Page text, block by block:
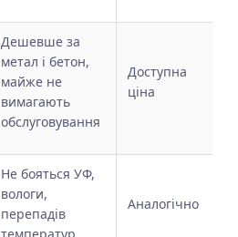
Дешевше за
метал і бетон,
майже не
вимагають
обслуговування
Доступна
ціна
Не бояться УФ,
вологи,
перепадів
Аналогічно